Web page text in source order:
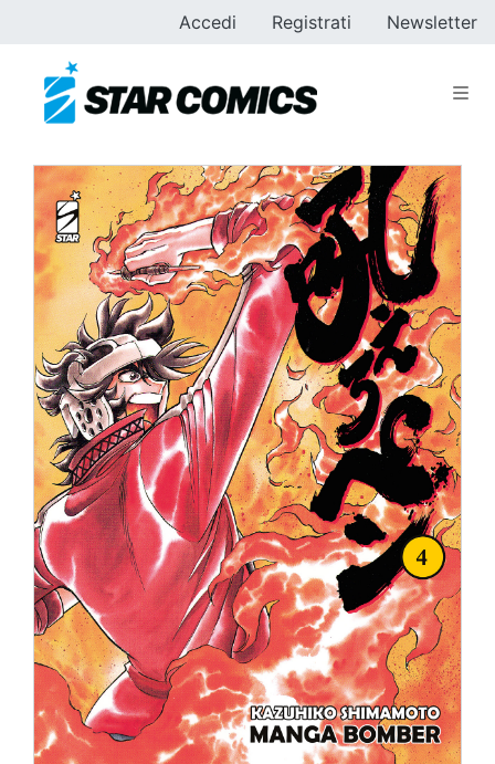
Accedi Registrati Newsletter